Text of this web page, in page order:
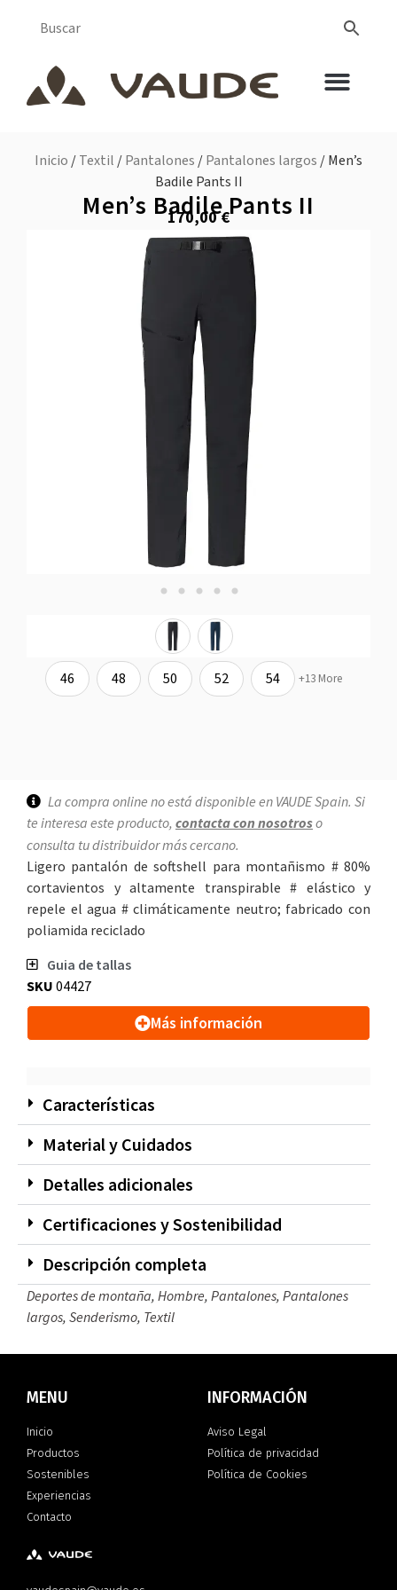
Inicio /Textil /Pantalones /Pantalones largos / Men’s
Badile Pants II
Men’s Badile Pants II
170,00€
46 48 50 52 54 +13 More
La compra online no está disponible en VAUDE Spain. Si
te interesa este producto, contacta con nosotroso
consulta tu distribuidor más cercano.
Ligero pantalón de softshell para montañismo # 80%
cortavientos y altamente transpirable # elástico y
repele el agua # climáticamente neutro; fabricado con
poliamida reciclado
Guia de tallas
SKU 04427
Más información
Características
Material y Cuidados
Detalles adicionales
Certificaciones y Sostenibilidad
Descripción completa
Deportes de montaña, Hombre, Pantalones, Pantalones
largos, Senderismo, Textil
MENU
Inicio
Productos
Sostenibles
Experiencias
Contacto
INFORMACIÓN
Aviso Legal
Política de privacidad
Política de Cookies